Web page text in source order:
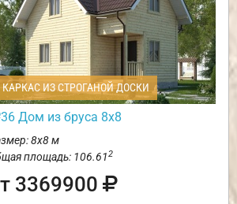
КАРКАС ИЗ СТРОГАНОЙ ДОСКИ
Дом из бруса 8х8
8х8 м
площадь: 106.612
3369900